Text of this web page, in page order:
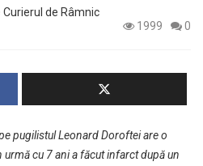
Curierul de Râmnic
1999
0
pugilistul Leonard Doroftei are o
cu 7 ani a făcut infarct după un